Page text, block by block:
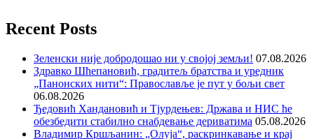
Recent Posts
Зеленски није добродошао ни у својој земљи! 07.08.2026
Здравко Шћепановић, градитељ братства и уредник
„Панонских нити“: Православље је пут у бољи свет
06.08.2026
Ђедовић Хандановић и Тјурдењев: Држава и НИС ће
обезбедити стабилно снабдевање дериватима 05.08.2026
Владимир Кршљанин: „Олуја“, раскринкавање и крај